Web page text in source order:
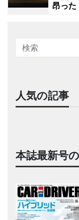
昂った
人気の記事
本誌最新号